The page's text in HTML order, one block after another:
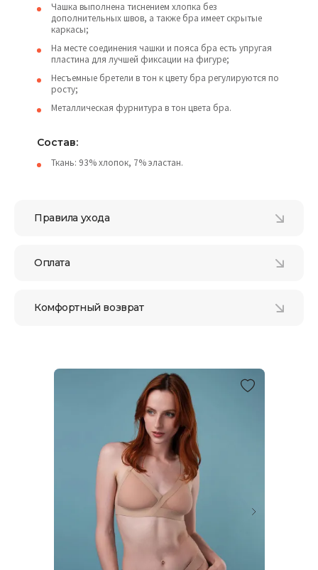
Чашка выполнена тиснением хлопка без
дополнительных швов, а также бра имеет скрытые
каркасы;
На месте соединения чашки и пояса бра есть упругая
пластина для лучшей фиксации на фигуре;
Несъемные бретели в тон к цвету бра регулируются по
росту;
Металлическая фурнитура в тон цвета бра.
Состав:
Ткань: 93% хлопок, 7% эластан.
Правила ухода
Оплата
Комфортный возврат